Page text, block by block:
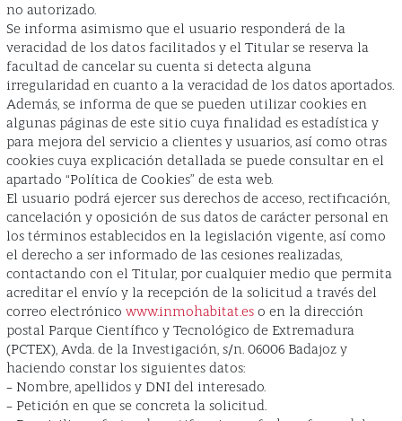
no autorizado.
Se informa asimismo que el usuario responderá de la
veracidad de los datos facilitados y el Titular se reserva la
facultad de cancelar su cuenta si detecta alguna
irregularidad en cuanto a la veracidad de los datos aportados.
Además, se informa de que se pueden utilizar cookies en
algunas páginas de este sitio cuya finalidad es estadística y
para mejora del servicio a clientes y usuarios, así como otras
cookies cuya explicación detallada se puede consultar en el
apartado “Política de Cookies” de esta web.
El usuario podrá ejercer sus derechos de acceso, rectificación,
cancelación y oposición de sus datos de carácter personal en
los términos establecidos en la legislación vigente, así como
el derecho a ser informado de las cesiones realizadas,
contactando con el Titular, por cualquier medio que permita
acreditar el envío y la recepción de la solicitud a través del
correo electrónico www.inmohabitat.eso en la dirección
postal Parque Científico y Tecnológico de Extremadura
(PCTEX), Avda. de la Investigación, s/n. 06006 Badajoz y
haciendo constar los siguientes datos:
– Nombre, apellidos y DNI del interesado.
– Petición en que se concreta la solicitud.